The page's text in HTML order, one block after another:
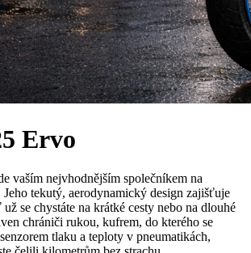
Ervo
vaším nejvhodnějším společníkem na
Jeho tekutý, aerodynamický design zajišťuje
se chystáte na krátké cesty nebo na dlouhé
chrániči rukou, kufrem, do kterého se
tlaku a teploty v pneumatikách,